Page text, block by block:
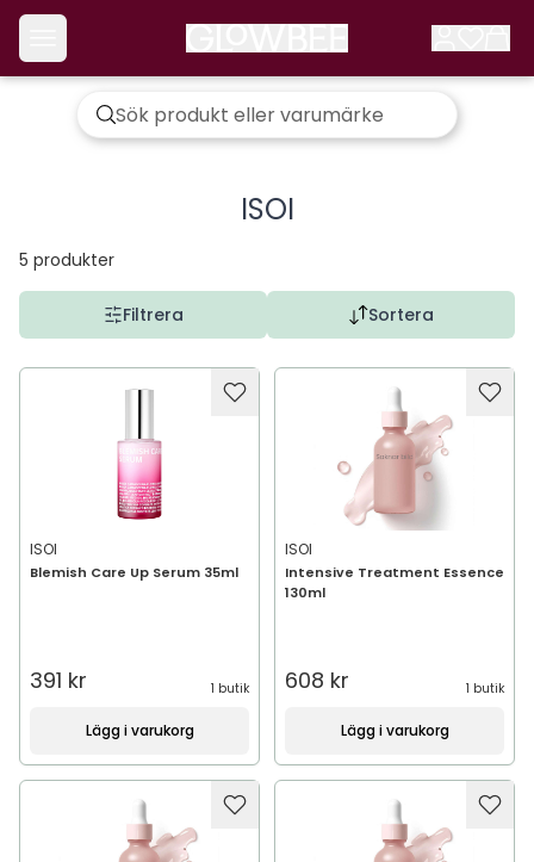
ISOI
5 produkter
Filtrera Sortera
ISOI
Blemish Care Up Serum 35ml
391 kr 1 butik
Lägg i varukorg
ISOI
Intensive Treatment Essence
130ml
608 kr 1 butik
Lägg i varukorg